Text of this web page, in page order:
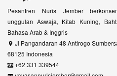
Pesantren Nuris Jember
unggulan Aswaja, Kitab Kuning,
Bahasa Arab & Inggris
Jl Pangandaran 48 Antirogo
68125 Indonesia
+62 331 339544